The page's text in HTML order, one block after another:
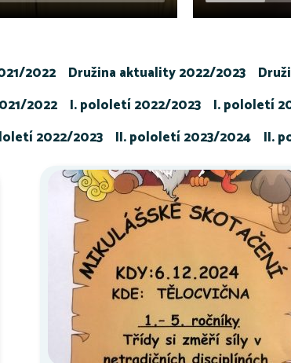
2022 Družina aktuality 2022/2023
2022 I. pololetí 2022/2023 I. pololetí
2022/2023 II. pololetí 2023/2024 II.